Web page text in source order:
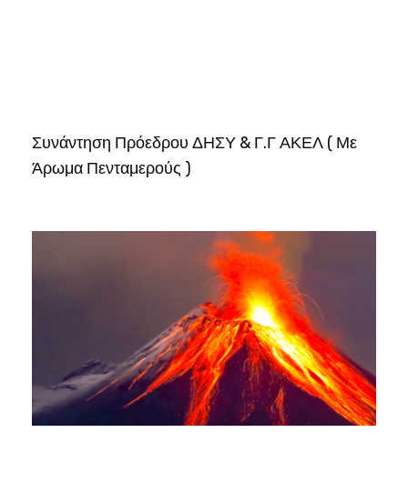
Συνάντηση Πρόεδρου ΔΗΣΥ & Γ.Γ ΑΚΕΛ ( Με
Άρωμα Πενταμερούς )